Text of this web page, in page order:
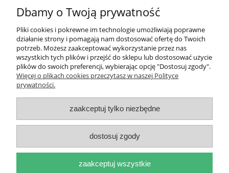
Moje konto
Płatności i dostawa
Informacje
O nas
pokaż pełną wersję strony
Sklep internetowy Shoper.pl
Dbamy o Twoją prywatność
Pliki cookies i pokrewne im technologie umożliwiają poprawne
działanie strony i pomagają nam dostosować ofertę do Twoich
potrzeb. Możesz zaakceptować wykorzystanie przez nas
wszystkich tych plików i przejść do sklepu lub dostosować użycie
plików do swoich preferencji, wybierając opcję "Dostosuj zgody".
Więcej o plikach cookies przeczytasz w naszej Polityce
prywatności.
zaakceptuj tylko niezbędne
dostosuj zgody
zaakceptuj wszystkie